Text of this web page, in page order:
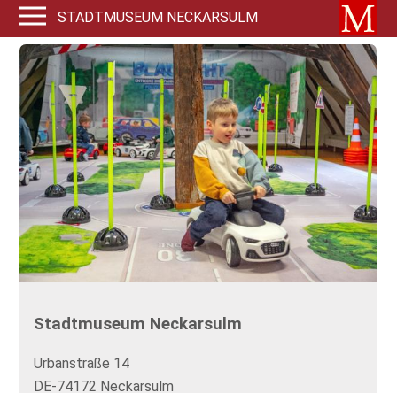
STADTMUSEUM NECKARSULM
Stadtmuseum Neckarsulm
Urbanstraße 14
DE-74172 Neckarsulm